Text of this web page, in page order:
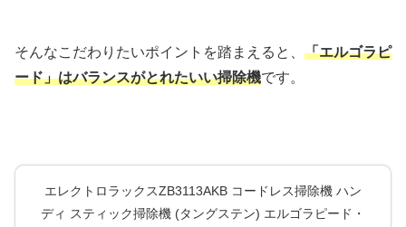
そんなこだわりたいポイントを踏まえると、 「エルゴラピ
ード」はバランスがとれたいい掃除機です。
エレクトロラックスZB3113AKB コードレス掃除機 ハン
ディ スティック掃除機 (タングステン) エルゴラピード・